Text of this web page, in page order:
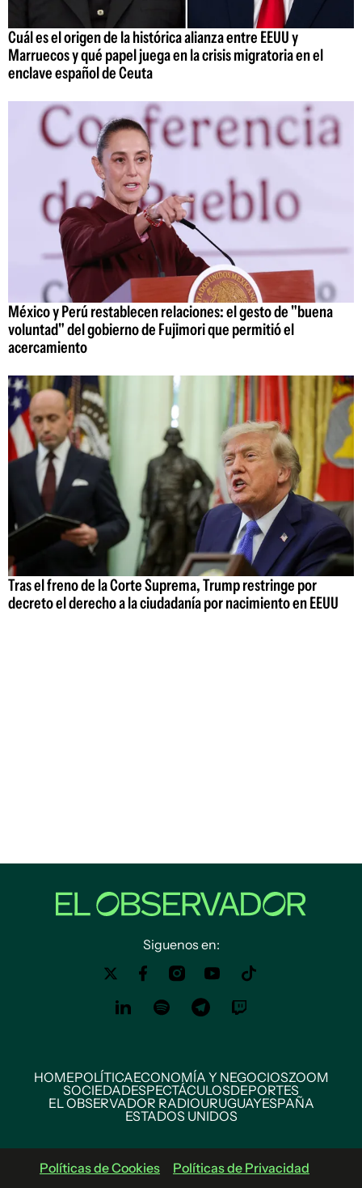
Cuál es el origen de la histórica alianza entre EEUU y
Marruecos y qué papel juega en la crisis migratoria en el
enclave español de Ceuta
México y Perú restablecen relaciones: el gesto de "buena
voluntad" del gobierno de Fujimori que permitió el
acercamiento
Tras el freno de la Corte Suprema, Trump restringe por
decreto el derecho a la ciudadanía por nacimiento en EEUU
Siguenos en:
HOMEPOLÍTICAECONOMÍA Y NEGOCIOSZOOM
SOCIEDADESPECTÁCULOSDEPORTES
EL OBSERVADOR RADIOURUGUAYESPAÑA
ESTADOS UNIDOS
Políticas de Cookies
Políticas de Privacidad